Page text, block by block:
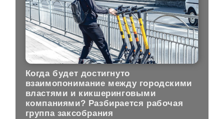
Когда будет достигнуто
взаимопонимание между городскими
властями и кикшеринговыми
компаниями? Разбирается рабочая
группа заксобрания